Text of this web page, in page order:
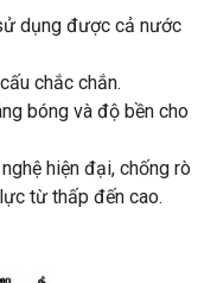
dụng được cả nước
chắc chắn.
bóng và độ bền cho
hiện đại, chống rò
từ thấp đến cao.